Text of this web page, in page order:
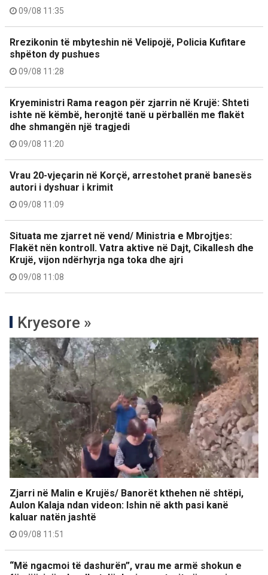
09/08 11:35
Rrezikonin të mbyteshin në Velipojë, Policia Kufitare
shpëton dy pushues
09/08 11:28
Kryeministri Rama reagon për zjarrin në Krujë: Shteti
ishte në këmbë, heronjtë tanë u përballën me flakët
dhe shmangën një tragjedi
09/08 11:20
Vrau 20-vjeçarin në Korçë, arrestohet pranë banesës
autori i dyshuar i krimit
09/08 11:09
Situata me zjarret në vend/ Ministria e Mbrojtjes:
Flakët nën kontroll. Vatra aktive në Dajt, Cikallesh dhe
Krujë, vijon ndërhyrja nga toka dhe ajri
09/08 11:08
Kryesore »
Zjarri në Malin e Krujës/ Banorët kthehen në shtëpi,
Aulon Kalaja ndan videon: Ishin në akth pasi kanë
kaluar natën jashtë
09/08 11:51
“Më ngacmoi të dashurën”, vrau me armë shokun e